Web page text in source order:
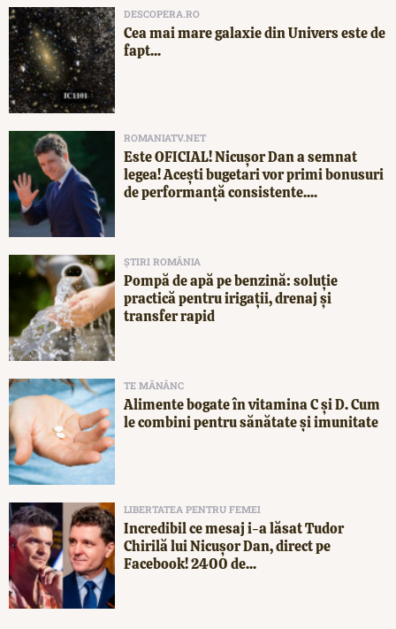
DESCOPERA.RO
Cea mai mare galaxie din Univers este de
fapt...
ROMANIATV.NET
Este OFICIAL! Nicușor Dan a semnat
legea! Acești bugetari vor primi bonusuri
de performanță consistente....
ȘTIRI ROMÂNIA
Pompă de apă pe benzină: soluție
practică pentru irigații, drenaj și
transfer rapid
TE MĂNÂNC
Alimente bogate în vitamina C și D. Cum
le combini pentru sănătate și imunitate
LIBERTATEA PENTRU FEMEI
Incredibil ce mesaj i-a lăsat Tudor
Chirilă lui Nicușor Dan, direct pe
Facebook! 2400 de...